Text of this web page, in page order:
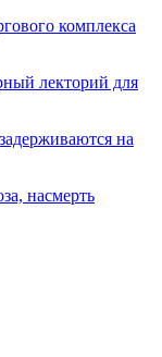
комплекса
лекторий для
на
насмерть